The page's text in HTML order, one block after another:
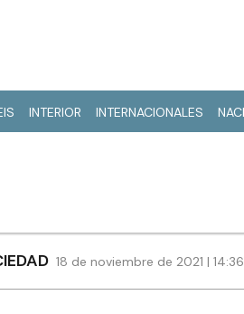
INTERIOR INTERNACIONALES
18 de noviembre de 2021 |